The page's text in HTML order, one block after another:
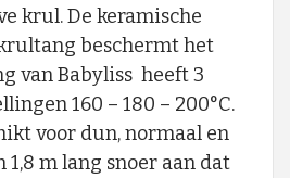
krul. De keramische
beschermt het
van Babyliss heeft 3
160 – 180 – 200°C.
voor dun, normaal en
1,8 m lang snoer aan dat